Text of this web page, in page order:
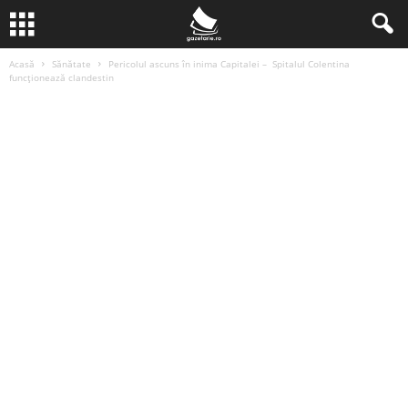
Acasă Sănătate
Pericolul ascuns în inima Capitalei – Spitalul Colentina
funcționează clandestin